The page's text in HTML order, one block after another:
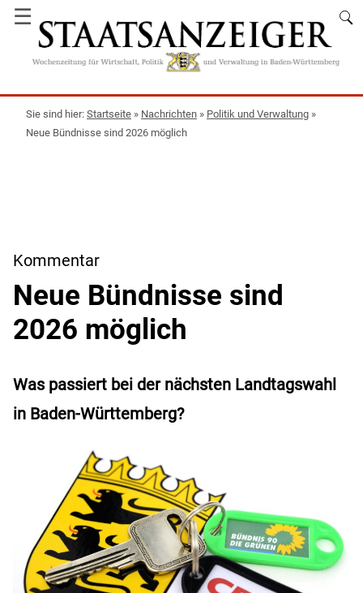
☰
Startseite » Nachrichten » Politik und Verwaltung »
Neue Bündnisse sind 2026 möglich
Kommentar
Neue Bündnisse sind
2026 möglich
Was passiert bei der nächsten Landtagswahl
in Baden-Württemberg?